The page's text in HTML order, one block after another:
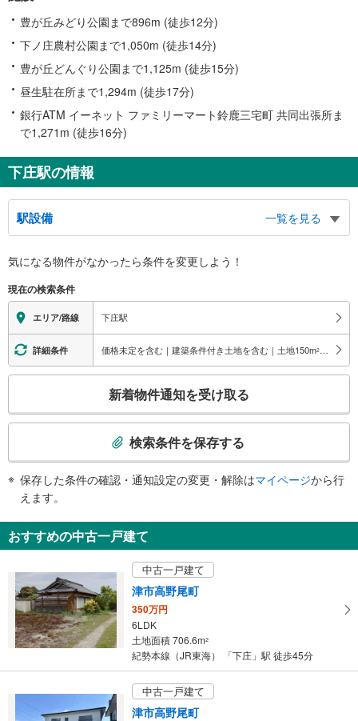
豊が丘みどり公園まで896m (徒歩12分)
下ノ庄農村公園まで1,050m (徒歩14分)
豊が丘どんぐり公園まで1,125m (徒歩15分)
昼生駐在所まで1,294m (徒歩17分)
銀行ATM イーネット ファミリーマート鈴鹿三宅町 共同出張所ま
で1,271m (徒歩16分)
下庄駅の情報
駅設備
一覧を見る
※段差なしでの移動経路
地上⇔ホーム：
駅舎側のホーム：○
駅舎と反対側のホーム：×
気になる物件がなかったら条件を変更しよう！
現在の検索条件
エリア/路線 下庄駅
詳細条件 価格未定を含む｜建築条件付き土地を含む｜土地150m2 以上
検
知
を
け
取
る
・
条
イ
新着物件通知を受け取る
検索条件を保存する
保存した条件の確認・通知設定の変更・解除はマイページから行
えます。
おすすめの中古一戸建て
中古一戸建て
津市高野尾町
350万円
6LDK
土地面積 706.6m2
紀勢本線（JR東海） 「下庄」駅 徒歩45分
中古一戸建て
津市高野尾町